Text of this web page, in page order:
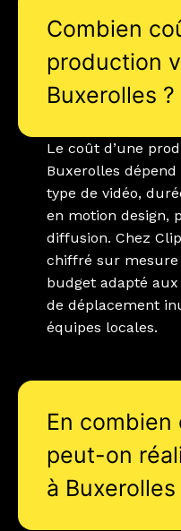
Combien
production
Buxerolles ?
Le coût d’une
Buxerolles
type de vidéo,
en motion design,
diffusion. Chez
chiffré sur
budget adapté
de déplacement
équipes locales.
En combien
peut-on
à Buxerolles